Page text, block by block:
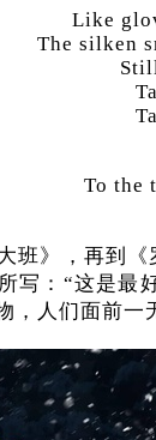
Like
The silken
To the
班》，再到
写：“这是最
，人们面前